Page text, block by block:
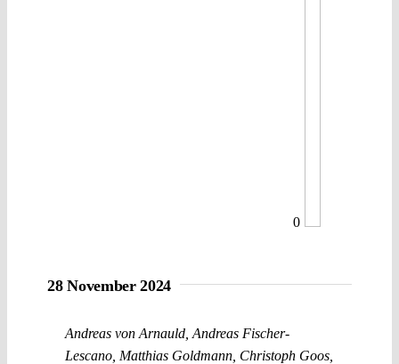
0
28 November 2024
Andreas von Arnauld Andreas Fischer-
Lescano Matthias Goldmann Christoph Goos